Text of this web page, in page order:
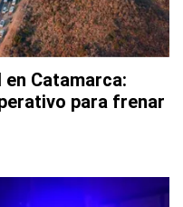
Catamarca:
para frenar